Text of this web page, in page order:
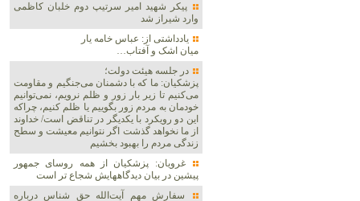
پیکر شهید امیر سرتیپ دوم خلبان کاظمی
وارد شیراز شد
یادداشتی از: عباس خامه یار
میان اشک و آفتاب…
در جلسه هیئت دولت؛
پزشکیان: ما که با دشمنان می‌جنگیم و مقاومت
می‌کنیم تا زیر بار زور و ظلم نرویم، نمی‌توانیم
خودمان به مردم زور بگوییم یا ظلم کنیم، چراکه
این دو رویکرد با یکدیگر در تناقض است/ خداوند
از ما نخواهد گذشت اگر نتوانیم معیشت و سطح
زندگی مردم را بهبود بخشیم
غرویان: پزشکیان از همه روسای جمهور
پیشین در بیان دیدگاههایش شجاع تر است
سفارش مهم آیت‌الله حق شناس درباره